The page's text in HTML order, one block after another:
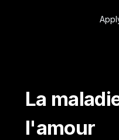
La
l'amour